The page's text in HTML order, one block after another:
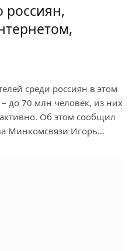
россиян,
среди россиян в этом
до 70 млн человек, из них
Об этом сообщил
Минкомсвязи Игорь…